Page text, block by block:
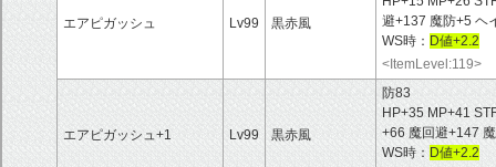
エアピガッシュ Lv99 黒赤風
避+137 魔防+5 ヘ
WS時： D値+2.2
<ItemLevel:119>
エアピガッシュ+1 Lv99 黒赤風
防83
HP+35 MP+41
+66 魔回避+147
WS時： D値+2.2